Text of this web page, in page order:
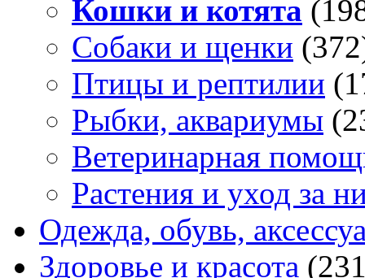
Кошки и котята
Собаки и щенки
Птицы и рептилии
Рыбки, аквариумы
Ветеринарная
Растения и уход за
Одежда, обувь,
Здоровье и красота